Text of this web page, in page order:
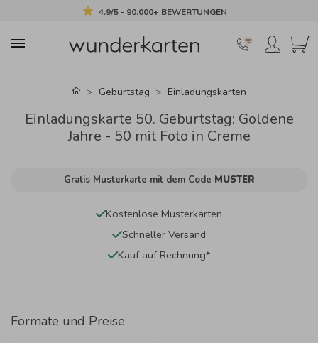
4.9/5 - 90.000+ BEWERTUNGEN
Geburtstag Einladungskarten
Einladungskarte 50. Geburtstag: Goldene
Jahre - 50 mit Foto in Creme
Gratis Musterkarte mit dem Code MUSTER
Kostenlose Musterkarten
Schneller Versand
Kauf auf Rechnung*
Formate und Preise